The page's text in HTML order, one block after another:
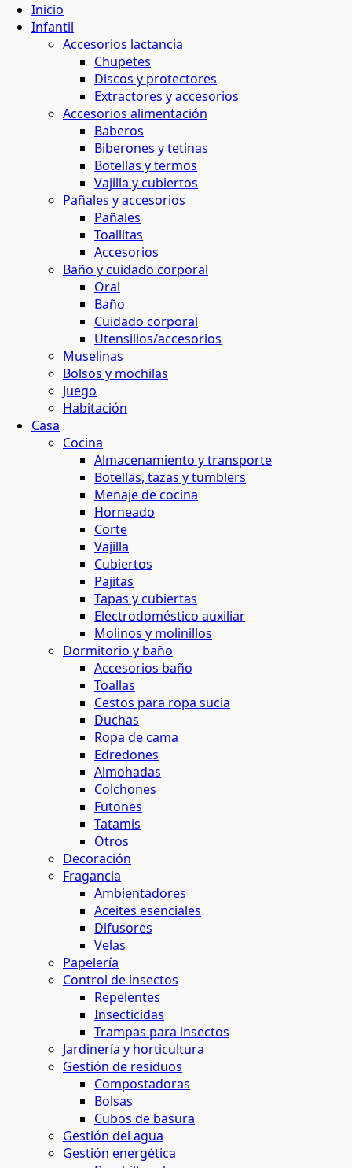
Inicio
Infantil
Accesorios lactancia
Chupetes
Discos y protectores
Extractores y accesorios
Accesorios alimentación
Baberos
Biberones y tetinas
Botellas y termos
Vajilla y cubiertos
Pañales y accesorios
Pañales
Toallitas
Accesorios
Baño y cuidado corporal
Oral
Baño
Cuidado corporal
Utensilios/accesorios
Muselinas
Bolsos y mochilas
Juego
Habitación
Casa
Cocina
Almacenamiento y transporte
Botellas, tazas y tumblers
Menaje de cocina
Horneado
Corte
Vajilla
Cubiertos
Pajitas
Tapas y cubiertas
Electrodoméstico auxiliar
Molinos y molinillos
Dormitorio y baño
Accesorios baño
Toallas
Cestos para ropa sucia
Duchas
Ropa de cama
Edredones
Almohadas
Colchones
Futones
Tatamis
Otros
Decoración
Fragancia
Ambientadores
Aceites esenciales
Difusores
Velas
Papelería
Control de insectos
Repelentes
Insecticidas
Trampas para insectos
Jardinería y horticultura
Gestión de residuos
Compostadoras
Bolsas
Cubos de basura
Gestión del agua
Gestión energética